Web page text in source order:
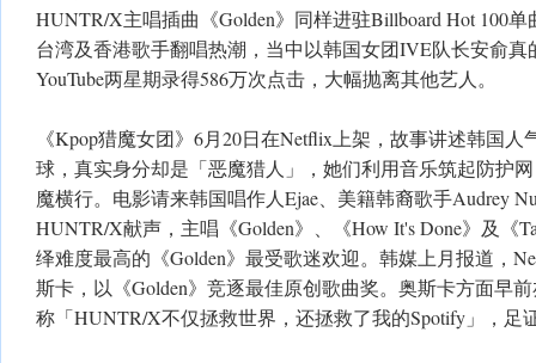
HUNTR/X主唱插曲《Golden》同样进驻Billboard Hot 100
台湾及香港歌手翻唱热潮，当中以韩国女团IVE队长安俞
YouTube两星期录得586万次点击，大幅抛离其他艺人。
《Kpop猎魔女团》6月20日在Netflix上架，故事讲述韩国
球，真实身分却是「恶魔猎人」，她们利用音乐筑起防护
魔横行。电影请来韩国唱作人Ejae、美籍韩裔歌手Audrey
HUNTR/X献声，主唱《Golden》、《How It's Done》及《
绎难度最高的《Golden》最受歌迷欢迎。韩媒上月报道，
斯卡，以《Golden》竞逐最佳原创歌曲奖。奥斯卡方面早
称「HUNTR/X不仅拯救世界，还拯救了我的Spotify」，足